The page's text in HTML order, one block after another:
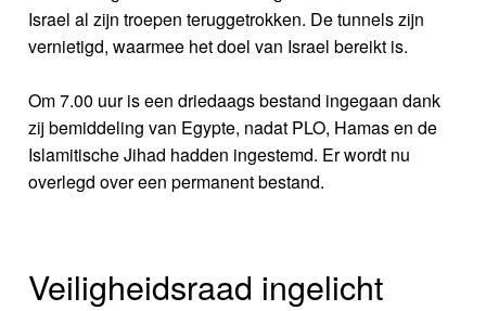
Israel al zijn troepen teruggetrokken. De tunnels zijn
vernietigd, waarmee het doel van Israel bereikt is.
Om 7.00 uur is een driedaags bestand ingegaan dank
zij bemiddeling van Egypte, nadat PLO, Hamas en de
Islamitische Jihad hadden ingestemd. Er wordt nu
overlegd over een permanent bestand.
Veiligheidsraad ingelicht